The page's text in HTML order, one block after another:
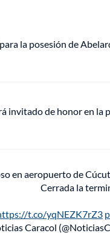
la posesión de
invitado de honor en la
en aeropuerto de
Cerrada la
t.co/yqNEZK7rZ3
Caracol